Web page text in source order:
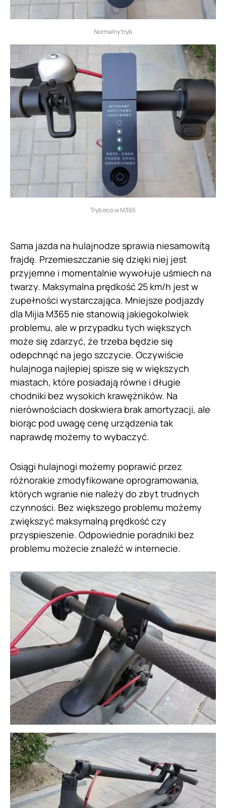
Normalny tryb
Tryb eco w M365
Sama jazda na hulajnodze sprawia niesamowitą
frajdę. Przemieszczanie się dzięki niej jest
przyjemne i momentalnie wywołuje uśmiech na
twarzy. Maksymalna prędkość 25 km/h jest w
zupełności wystarczająca. Mniejsze podjazdy
dla Mijia M365 nie stanowią jakiegokolwiek
problemu, ale w przypadku tych większych
może się zdarzyć, że trzeba będzie się
odepchnąć na jego szczycie. Oczywiście
hulajnoga najlepiej spisze się w większych
miastach, które posiadają równe i długie
chodniki bez wysokich krawężników. Na
nierównościach doskwiera brak amortyzacji, ale
biorąc pod uwagę cenę urządzenia tak
naprawdę możemy to wybaczyć.
Osiągi hulajnogi możemy poprawić przez
różnorakie zmodyfikowane oprogramowania,
których wgranie nie należy do zbyt trudnych
czynności. Bez większego problemu możemy
zwiększyć maksymalną prędkość czy
przyspieszenie. Odpowiednie poradniki bez
problemu możecie znaleźć w internecie.